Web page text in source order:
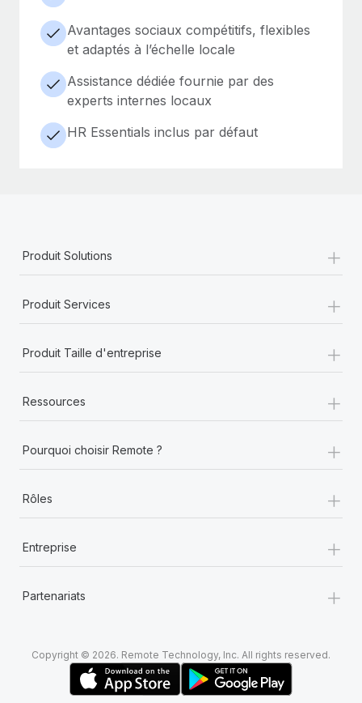
Avantages sociaux compétitifs, flexibles
et adaptés à l’échelle locale
Assistance dédiée fournie par des
experts internes locaux
HR Essentials inclus par défaut
Produit Solutions +
Produit Services +
Produit Taille d'entreprise +
Ressources +
Pourquoi choisir Remote ? +
Rôles +
Entreprise +
Partenariats +
Copyright © 2026. Remote Technology, Inc. All rights reserved.